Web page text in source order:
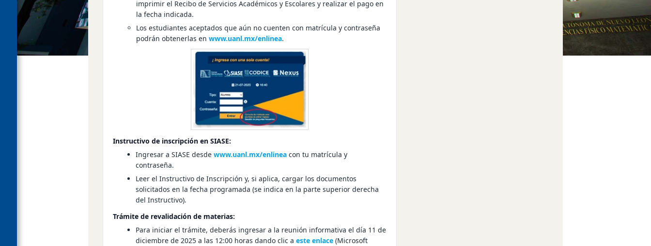
imprimir el Recibo de Servicios Académicos y Escolares y realizar el pago en
la fecha indicada.
Los estudiantes aceptados que aún no cuenten con matrícula y contraseña
podrán obtenerlas en www.uanl.mx/enlinea.
Instructivo de inscripción en SIASE:
Ingresar a SIASE desde www.uanl.mx/enlinea con tu matrícula y
contraseña.
Leer el Instructivo de Inscripción y, si aplica, cargar los documentos
solicitados en la fecha programada (se indica en la parte superior derecha
del Instructivo).
Trámite de revalidación de materias:
Para iniciar el trámite, deberás ingresar a la reunión informativa el día 11 de
diciembre de 2025 a las 12:00 horas dando clic a este enlace (Microsoft